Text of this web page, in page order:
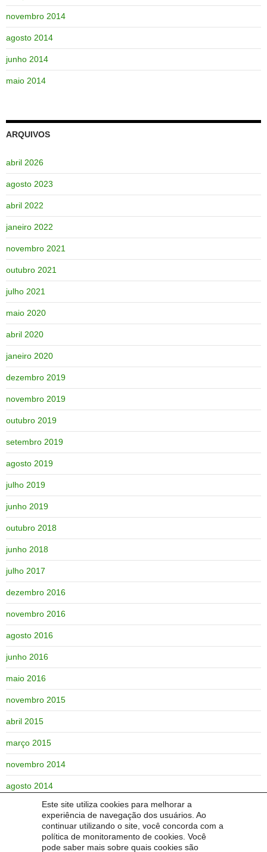
Este site utiliza cookies para melhorar a
experiência de navegação dos usuários. Ao
continuar utilizando o site, você concorda com a
política de monitoramento de cookies. Você
pode saber mais sobre quais cookies são
novembro 2014
agosto 2014
junho 2014
maio 2014
ARQUIVOS
abril 2026
agosto 2023
abril 2022
janeiro 2022
novembro 2021
outubro 2021
julho 2021
maio 2020
abril 2020
janeiro 2020
dezembro 2019
novembro 2019
outubro 2019
setembro 2019
agosto 2019
julho 2019
junho 2019
outubro 2018
junho 2018
julho 2017
dezembro 2016
novembro 2016
agosto 2016
junho 2016
maio 2016
novembro 2015
abril 2015
março 2015
novembro 2014
agosto 2014
junho 2014
maio 2014